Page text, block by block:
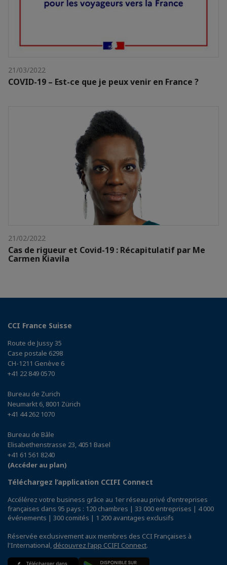
21/03/2022
COVID-19 – Est-ce que je peux venir en France ?
21/02/2022
Cas de rigueur et Covid-19 : Récapitulatif par Me
Carmen Kiavila
CCI France Suisse
Route de Jussy 35
Case postale 6298
CH-1211 Genève 6
+41 22 849 0570
Bureau de Zurich
Neumarkt 6, 8001 Zürich
+41 44 262 1070
Bureau de Bâle
Elisabethenstrasse 23, 4051 Basel
+41 61 561 8240
(Accéder au plan)
Téléchargez l’application CCIFI Connect
Accélérez votre business grâce au 1er réseau privé d'entreprises
françaises dans 95 pays : 120 chambres | 33 000 entreprises | 4 000
événements | 300 comités | 1 200 avantages exclusifs
Réservée exclusivement aux membres des CCI Françaises à
l'International, découvrez l'app CCIFI Connect.